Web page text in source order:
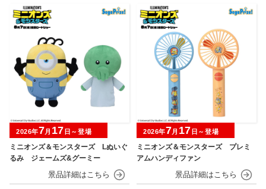
ミニオンズ＆モンスターズ Lぬいぐ
るみ ジェームズ&グーミー
2026年7月 17 日～登場
ミニオンズ＆モンスターズ プレミ
アムハンディファン
2026年7月 17 日～登場